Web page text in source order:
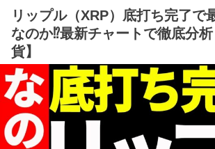
リップル（XRP）底打ち完了で
なのか⁉最新チャートで徹底分
貨】